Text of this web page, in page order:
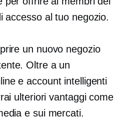
accesso al tuo negozio.
un nuovo negozio
Oltre a un
e account intelligenti
ulteriori vantaggi come
e sui mercati.